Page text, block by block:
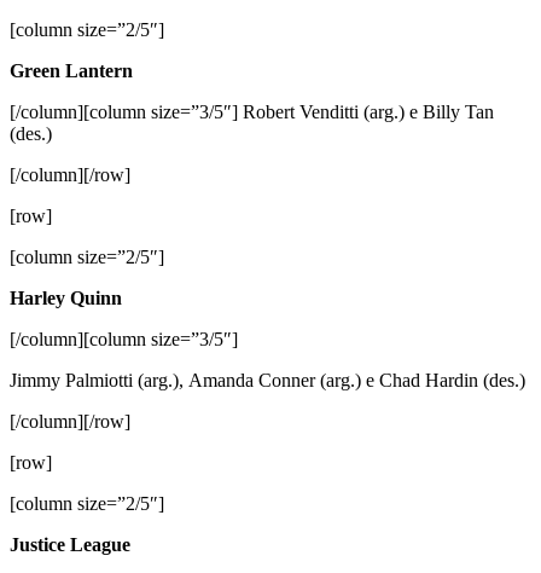
[column size=”2/5″]
Green Lantern
[/column][column size=”3/5″] Robert Venditti (arg.) e Billy Tan
(des.)
[/column][/row]
[row]
[column size=”2/5″]
Harley Quinn
[/column][column size=”3/5″]
Jimmy Palmiotti (arg.), Amanda Conner (arg.) e Chad Hardin (des.)
[/column][/row]
[row]
[column size=”2/5″]
Justice League